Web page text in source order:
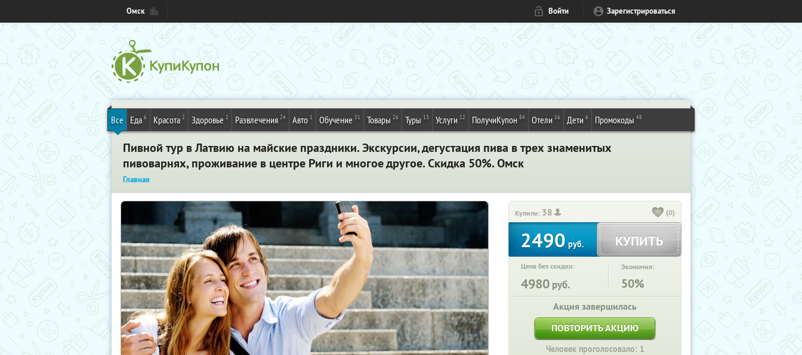
Омск Войти Зарегистрироваться
Все Еда 6 Красота 2 Здоровье 2 Развлечения 24 Авто 1 Обучение 31 Товары 26 Туры 13 Услуги 12 ПолучиКупон 84 Отели 16 Дети 6 Промокоды 48
Пивной тур в Латвию на майские праздники. Экскурсии, дегустация пива в трех знаменитых
пивоварнях, проживание в центре Риги и многое другое. Скидка 50%. Омск
Главная
Купили: 38 (0)
2490руб. КУПИТЬ
Цена без скидки:
4980 руб.
Экономия:
50%
Акция завершилась
ПОВТОРИТЬ АКЦИЮ
Человек проголосовало: 1